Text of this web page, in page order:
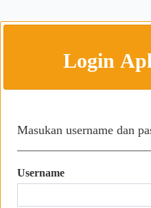
Login
Masukan username dan
Username